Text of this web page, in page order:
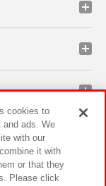
cookies to
and ads. We
with our
it with
or that they
Please click